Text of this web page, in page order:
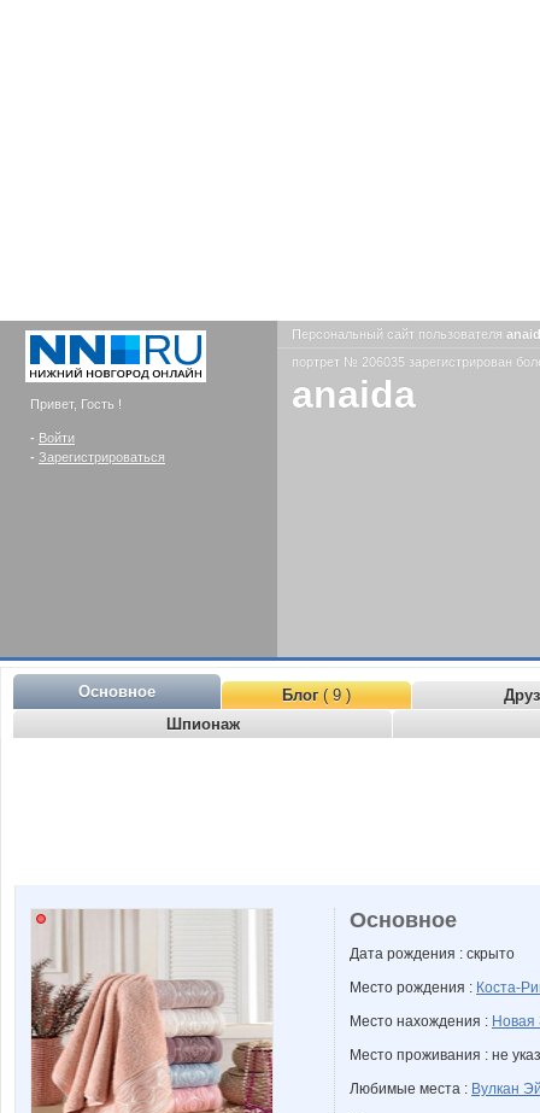
Привет, Гость !
- Войти
- Зарегистрироваться
Персональный сайт пользователя
портрет № 206035 зарегистрирован
anaida
Основное Блог( 9 )
Шпионаж
Основное
Дата рождения : скрыто
Место рождения : Коста-
Место нахождения : Новая
Место проживания : не
Любимые места : Вулкан